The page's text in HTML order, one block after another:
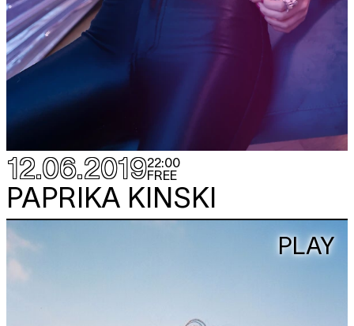
12.06.201922:00
FREE
PAPRIKA KINSKI
PLAY